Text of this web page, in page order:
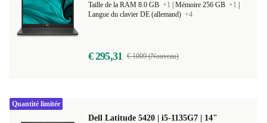
Taille de la RAM 8.0 GB +1 Mémoire 256 GB +1
Langue du clavier DE (allemand) +4
€ 295,31 € 1009 (Nouveau)
Dell Latitude 5420 | i5-1135G7 | 14"
Quantité limitée